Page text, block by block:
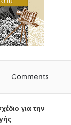
Comments
για την